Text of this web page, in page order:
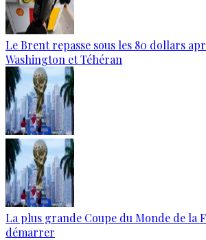
Le Brent repasse sous les 80 dollars
Washington et Téhéran
La plus grande Coupe du Monde de la
démarrer